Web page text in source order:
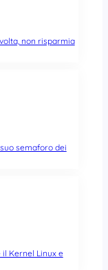
non risparmia
semaforo dei
Kernel Linux e